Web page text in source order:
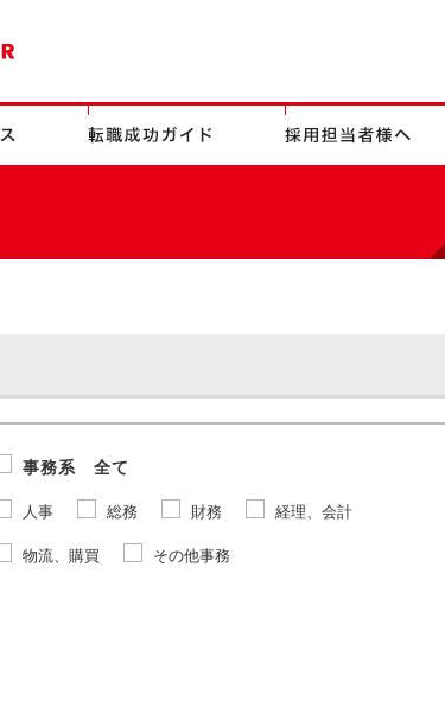
事務系 全て
人事 総務 財務 経理、会計
物流、購買 その他事務